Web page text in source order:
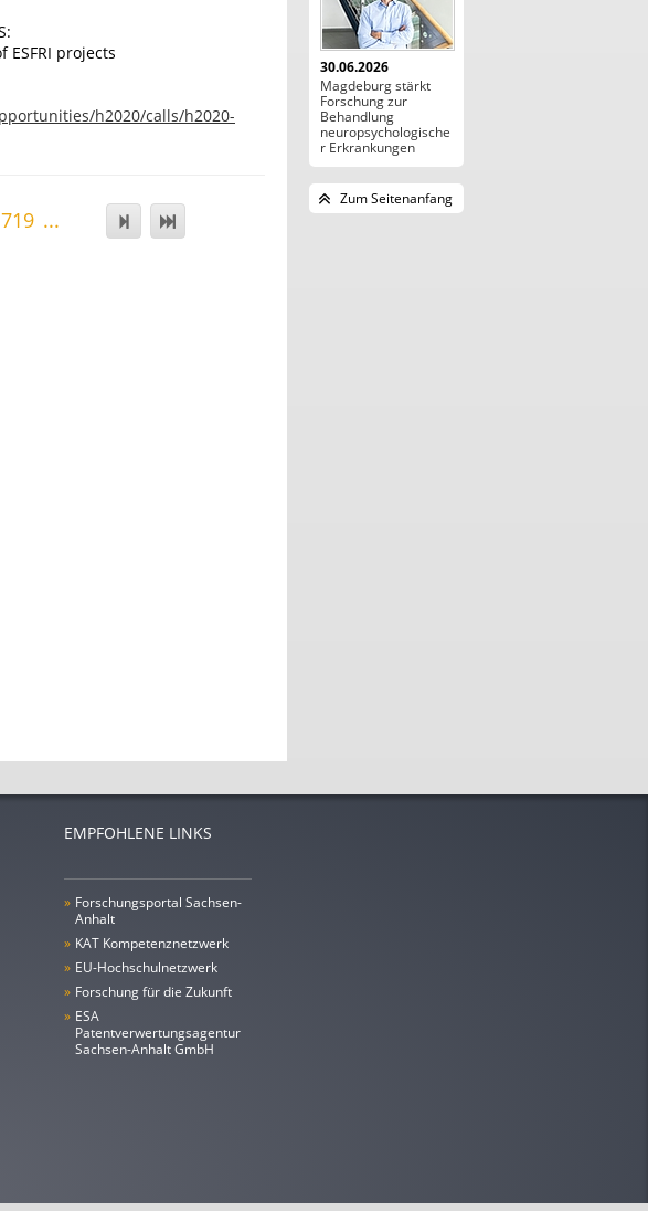
projects
h2020/calls/h2020-
...
30.06.2026
Magdeburg stärkt
Forschung zur
Behandlung
neuropsychologische
r Erkrankungen
Zum Seitenanfang
EMPFOHLENE LINKS
» Forschungsportal Sachsen-
Anhalt
» KAT Kompetenznetzwerk
» EU-Hochschulnetzwerk
» Forschung für die Zukunft
» ESA
Patentverwertungsagentur
Sachsen-Anhalt GmbH